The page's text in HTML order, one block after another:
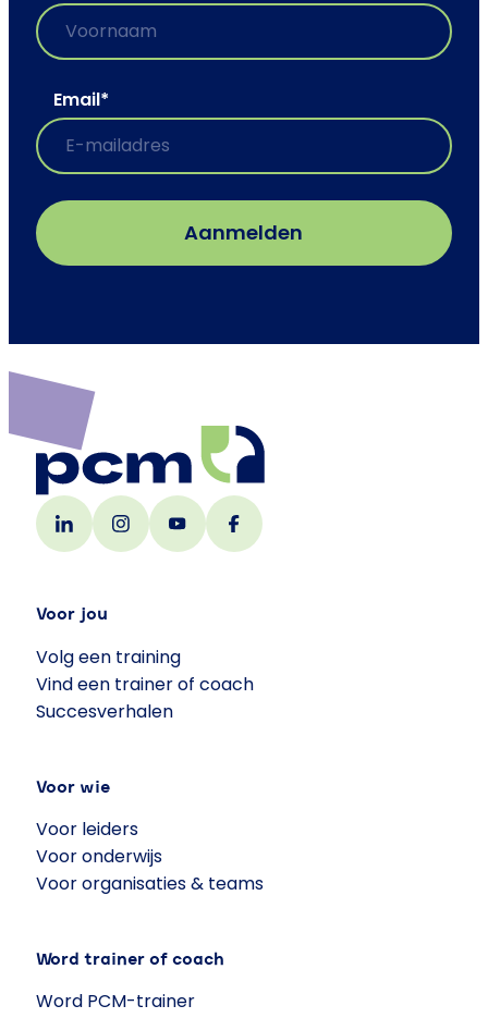
Email*
Voor jou
Volg een training
Vind een trainer of coach
Succesverhalen
Voor wie
Voor leiders
Voor onderwijs
Voor organisaties & teams
Word trainer of coach
Word PCM-trainer